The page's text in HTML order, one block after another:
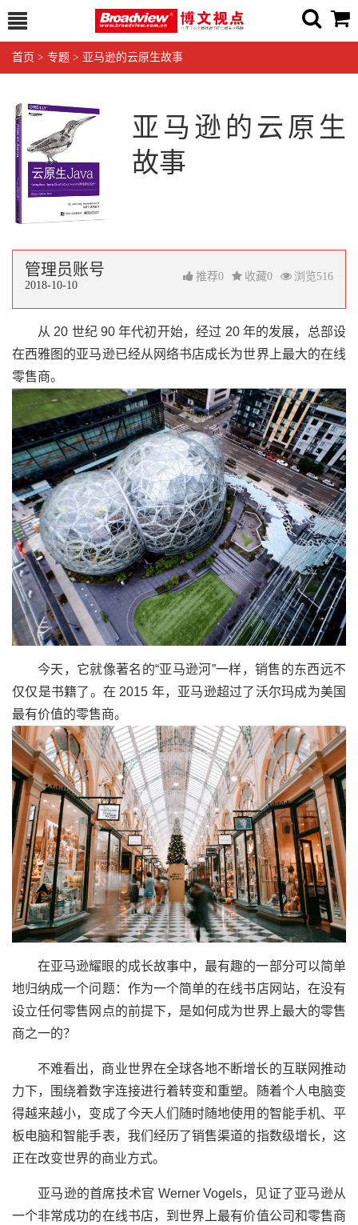
首页 > 专题 > 亚马逊的云原生故事
亚马逊的云原生
故事
管理员账号
2018-10-10
推荐0 收藏0 浏览516
从 20 世纪 90 年代初开始，经过 20 年的发展，总部设
在西雅图的亚马逊已经从网络书店成长为世界上最大的在线
零售商。
今天，它就像著名的“亚马逊河”一样，销售的东西远不
仅仅是书籍了。在 2015 年，亚马逊超过了沃尔玛成为美国
最有价值的零售商。
在亚马逊耀眼的成长故事中，最有趣的一部分可以简单
地归纳成一个问题：作为一个简单的在线书店网站，在没有
设立任何零售网点的前提下，是如何成为世界上最大的零售
商之一的？
不难看出，商业世界在全球各地不断增长的互联网推动
力下，围绕着数字连接进行着转变和重塑。随着个人电脑变
得越来越小，变成了今天人们随时随地使用的智能手机、平
板电脑和智能手表，我们经历了销售渠道的指数级增长，这
正在改变世界的商业方式。
亚马逊的首席技术官 Werner Vogels，见证了亚马逊从
一个非常成功的在线书店，到世界上最有价值公司和零售商